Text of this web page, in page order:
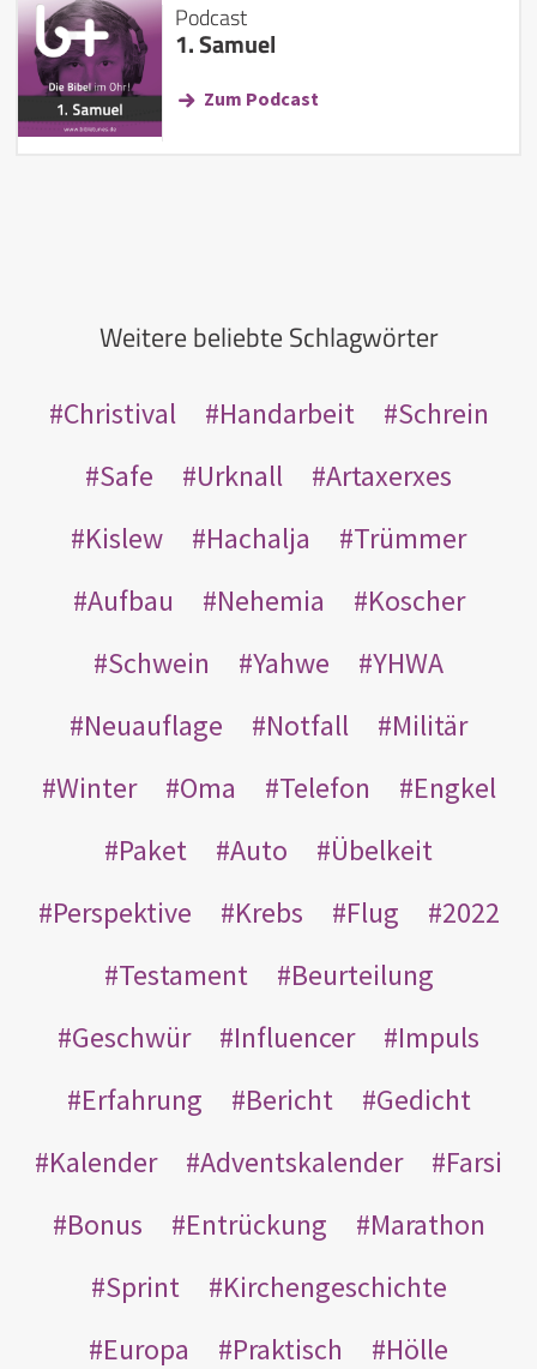
Podcast
1. Samuel
Zum Podcast
Weitere beliebte Schlagwörter
Christival Handarbeit
Schrein
Safe
Urknall
Artaxerxes
Kislew
Hachalja
Trümmer
Aufbau
Nehemia
Koscher
Schwein
Yahwe
YHWA
Neuauflage
Notfall
Militär
Winter
Oma Telefon
Engkel
Paket
Auto
Übelkeit
Perspektive
Krebs Flug
2022
Testament
Beurteilung
Geschwür
Influencer
Impuls
Erfahrung
Bericht
Gedicht
Kalender
Adventskalender
Farsi
Bonus
Entrückung
Marathon
Sprint
Kirchengeschichte
Europa
Praktisch
Hölle